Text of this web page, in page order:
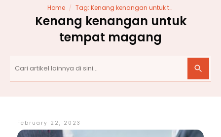
Home / Tag: Kenang kenangan untuk tempat magang
Kenang kenangan untuk
tempat magang
February 22, 2023